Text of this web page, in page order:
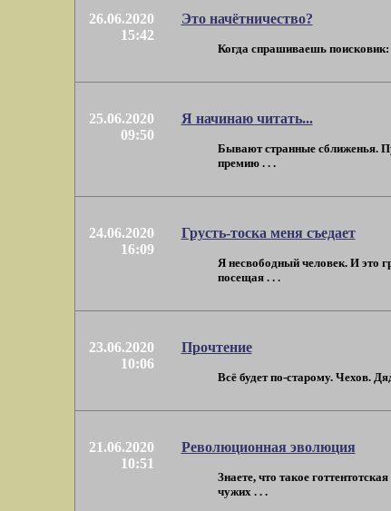
26.06.2020
15:42
Это начётничество?
Когда спрашиваешь поисковик:
25.06.2020
09:50
Я начинаю читать...
Бывают странные сближенья.
премию . . .
24.06.2020
16:09
Грусть-тоска меня съедает
Я несвободный человек. И это
посещая . . .
23.06.2020
10:06
Прочтение
Всё будет по-старому. Чехов.
21.06.2020
10:51
Революционная эволюция
Знаете, что такое
чужих . . .